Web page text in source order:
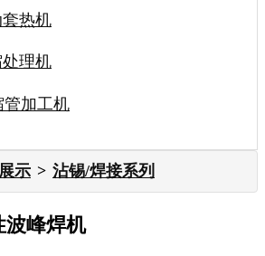
热机
理机
管加工机
示 沾锡/焊接系列
波峰焊机